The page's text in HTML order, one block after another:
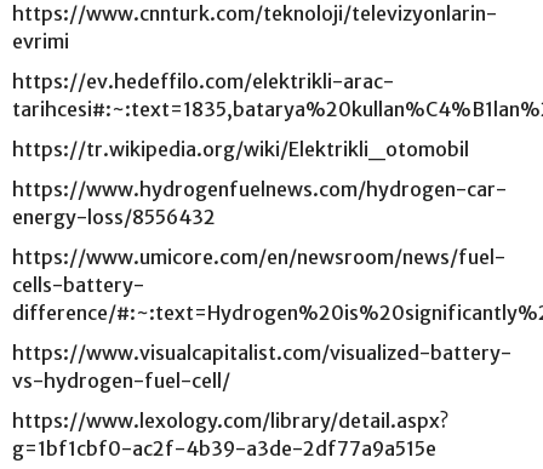
https://www.cnnturk.com/teknoloji/televizyonlarin-
evrimi
https://ev.hedeffilo.com/elektrikli-arac-
https://tr.wikipedia.org/wiki/Elektrikli_otomobil
https://www.hydrogenfuelnews.com/hydrogen-car-
energy-loss/8556432
https://www.umicore.com/en/newsroom/news/fuel-
cells-battery-
difference/
https://www.visualcapitalist.com/visualized-battery-
vs-hydrogen-fuel-cell/
https://www.lexology.com/library/detail.aspx?
g=1bf1cbf0-ac2f-4b39-a3de-2df77a9a515e